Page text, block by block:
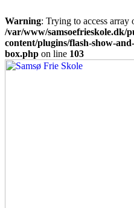
Warning: Trying to access
/var/www/samsoefrieskole.dk/
content/plugins/flash-show-
box.php on line 103